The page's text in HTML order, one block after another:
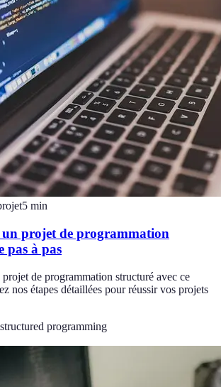
5 min
un projet de programmation
pas à pas
de programmation structuré avec ce
nos étapes détaillées pour réussir vos projets
structured programming